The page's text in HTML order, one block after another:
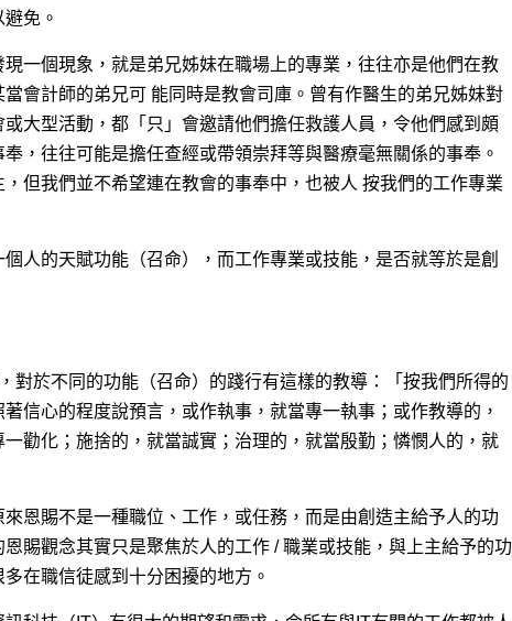
免。
一個現象，就是弟兄姊妹在職場上的專業，往往亦是他們在教
會計師的弟兄可 能同時是教會司庫。曾有作醫生的弟兄姊妹對
大型活動，都「只」會邀請他們擔任救護人員，令他們感到頗
，往往可能是擔任查經或帶領崇拜等與醫療毫無關係的事奉。
但我們並不希望連在教會的事奉中，也被人 按我們的工作專業
人的天賦功能（召命），而工作專業或技能，是否就等於是創
對於不同的功能（召命）的踐行有這樣的教導：「按我們所得的
信心的程度說預言，或作執事，就當專一執事；或作教導的，
勸化；施捨的，就當誠實；治理的，就當殷勤；憐憫人的，就
恩賜不是一種職位、工作，或任務，而是由創造主給予人的功
賜觀念其實只是聚焦於人的工作 / 職業或技能，與上主給予的功
在職信徒感到十分困擾的地方。